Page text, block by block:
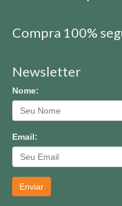
Compra 100%
Newsletter
Nome:
Email:
Enviar